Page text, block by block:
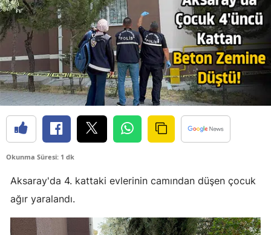
Bitlis
Bolu
Burdur
Bursa
Çanakkale
Çankırı
Diyarbakır
Okunma Süresi: 1 dk
Aksaray'da 4. kattaki evlerinin camından düşen çocuk
ağır yaralandı.